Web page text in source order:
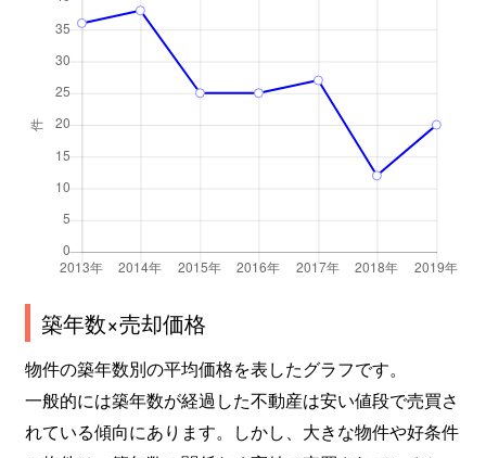
築年数×売却価格
物件の築年数別の平均価格を表したグラフです。
一般的には築年数が経過した不動産は安い値段で売買さ
れている傾向にあります。しかし、大きな物件や好条件